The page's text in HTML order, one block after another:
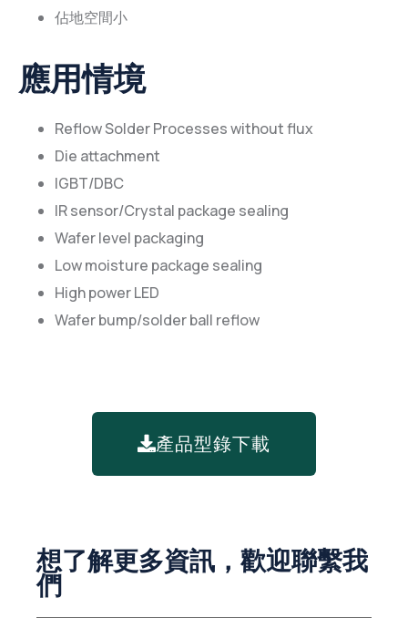
佔地空間小
應用情境
Reflow Solder Processes without flux
Die attachment
IGBT/DBC
IR sensor/Crystal package sealing
Wafer level packaging
Low moisture package sealing
High power LED
Wafer bump/solder ball reflow
產品型錄下載
想了解更多資訊，歡迎聯繫我
們